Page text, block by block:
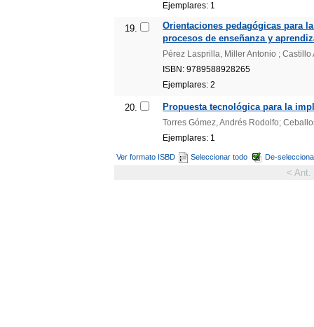
Ejemplares: 1
19.
Orientaciones pedagógicas para
procesos de enseñanza y
Pérez Lasprilla, Miller Antonio ; Castillo
ISBN: 9789588928265
Ejemplares: 2
20. Propuesta tecnológica para la
Torres Gómez, Andrés Rodolfo;
Ejemplares: 1
Ver formato ISBD Seleccionar todo De-
< Ant.